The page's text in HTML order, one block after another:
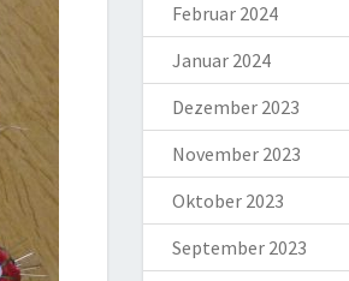
Februar 2024
Januar 2024
Dezember 2023
November 2023
Oktober 2023
September 2023